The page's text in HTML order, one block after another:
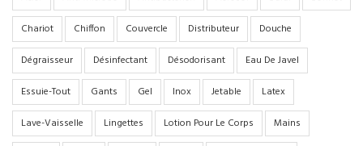
Chariot
Chiffon Couvercle Distributeur
Douche
Dégraisseur
Désinfectant Désodorisant
Eau De Javel
Essuie-Tout
Gants Gel Inox Jetable
Latex
Lave-Vaisselle
Lingettes Lotion Pour Le Corps
Mains